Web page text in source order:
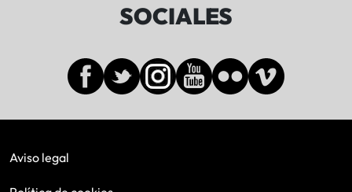
SOCIALES
Aviso legal